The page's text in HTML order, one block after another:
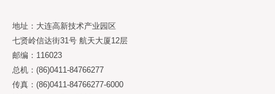
地址：大连高新技术产业园区
七贤岭信达街31号 航天大厦12层
邮编：116023
总机：(86)0411-84766277
传真：(86)0411-84766277-6000